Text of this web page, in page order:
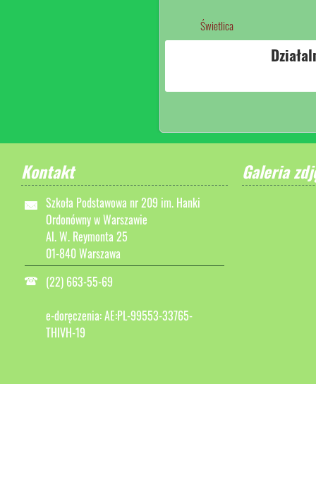
Świetlica
Kontakt
Szkoła Podstawowa nr 209 im. Hanki
Ordonówny w Warszawie
Al. W. Reymonta 25
01-840 Warszawa
(22) 663-55-69
e-doręczenia: AE:PL-99553-33765-
THIVH-19
Galeria